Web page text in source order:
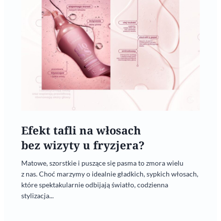
Efekt tafli na włosach
bez wizyty u fryzjera?
Matowe, szorstkie i puszące się pasma to zmora wielu
z nas. Choć marzymy o idealnie gładkich, sypkich włosach,
które spektakularnie odbijają światło, codzienna
stylizacja...